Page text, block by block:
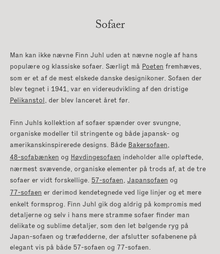
Sofaer
Man kan ikke nævne Finn Juhl uden at nævne nogle af hans
populære og klassiske sofaer. Særligt må Poeten fremhæves,
som er et af de mest elskede danske designikoner. Sofaen der
blev tegnet i 1941, var en videreudvikling af den dristige
Pelikanstol , der blev lanceret året før.
Finn Juhls kollektion af sofaer spænder over svungne,
organiske modeller til stringente og både japansk- og
amerikanskinspirerede designs. Både Bakersofaen,
48-sofabænken og Høvdingesofaen indeholder alle opløftede,
nærmest svævende, organiske elementer på trods af, at de tre
sofaer er vidt forskellige. 57-sofaen, Japansofaen og
77-sofaen er derimod kendetegnede ved lige linjer og et mere
enkelt formsprog. Finn Juhl gik dog aldrig på kompromis med
detaljerne og selv i hans mere stramme sofaer finder man
delikate og sublime detaljer, som den let bølgende ryg på
Japan-sofaen og træfødderne, der afslutter sofabenene på
elegant vis på både 57-sofaen og 77-sofaen.